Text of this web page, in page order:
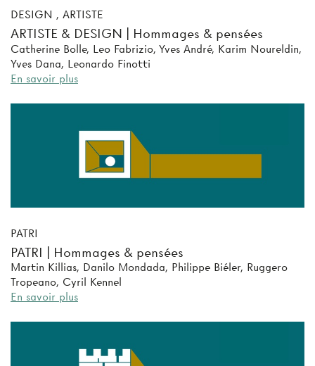
DESIGN , ARTISTE
ARTISTE & DESIGN | Hommages & pensées
Catherine Bolle, Leo Fabrizio, Yves André, Karim Noureldin,
Yves Dana, Leonardo Finotti
En savoir plus
PATRI
PATRI | Hommages & pensées
Martin Killias, Danilo Mondada, Philippe Biéler, Ruggero
Tropeano, Cyril Kennel
En savoir plus